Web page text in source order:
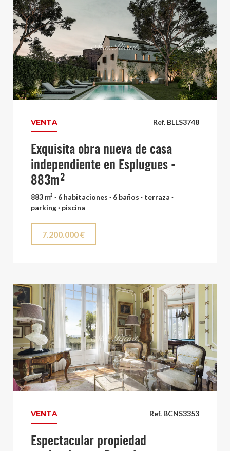
Ref. BLLS3748
VENTA
Exquisita obra nueva de casa
independiente en Esplugues -
883m²
883 m² · 6 habitaciones · 6 baños · terraza ·
parking · piscina
7.200.000 €
Ref. BCNS3353
VENTA
Espectacular propiedad